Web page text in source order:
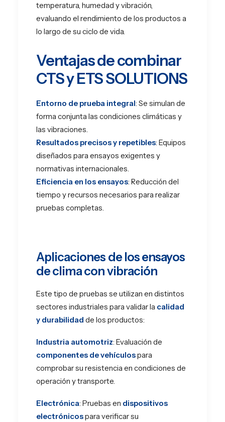
temperatura, humedad y vibración,
evaluando el rendimiento de los productos a
lo largo de su ciclo de vida.
Ventajas de combinar
CTS y ETS SOLUTIONS
Entorno de prueba integral: Se simulan de
forma conjunta las condiciones climáticas y
las vibraciones.
Resultados precisos y repetibles: Equipos
diseñados para ensayos exigentes y
normativas internacionales.
Eficiencia en los ensayos: Reducción del
tiempo y recursos necesarios para realizar
pruebas completas.
Aplicaciones de los ensayos
de clima con vibración
Este tipo de pruebas se utilizan en distintos
sectores industriales para validar la calidad
y durabilidad de los productos:
Industria automotriz: Evaluación de
componentes de vehículospara
comprobar su resistencia en condiciones de
operación y transporte.
Electrónica: Pruebas en dispositivos
electrónicospara verificar su